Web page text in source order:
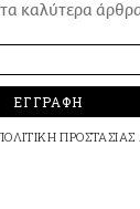
τα καλύτερα
ΕΓΓΡΑΦΗ